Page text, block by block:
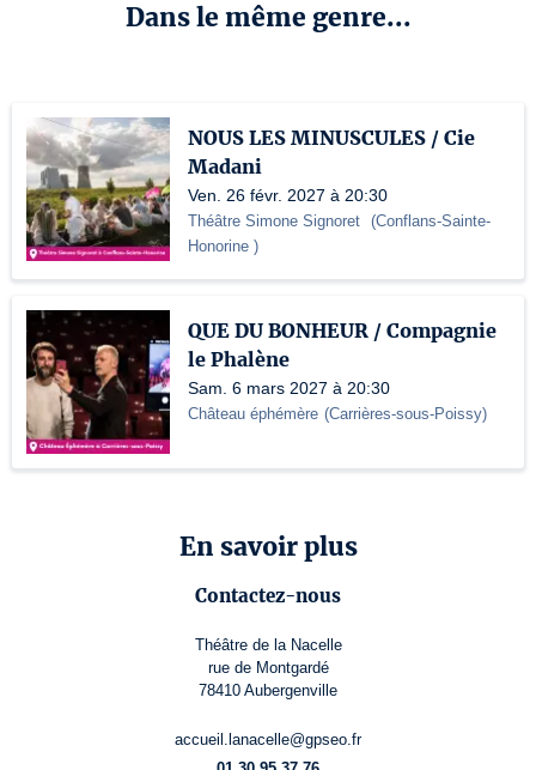
Dans le même genre...
NOUS LES MINUSCULES / Cie
Madani
Ven. 26 févr. 2027 à 20:30
Théâtre Simone Signoret (Conflans-Sainte-
Honorine )
QUE DU BONHEUR / Compagnie
le Phalène
Sam. 6 mars 2027 à 20:30
Château éphémère (Carrières-sous-Poissy)
En savoir plus
Contactez-nous
Théâtre de la Nacelle
rue de Montgardé
78410 Aubergenville
accueil.lanacelle@gpseo.fr